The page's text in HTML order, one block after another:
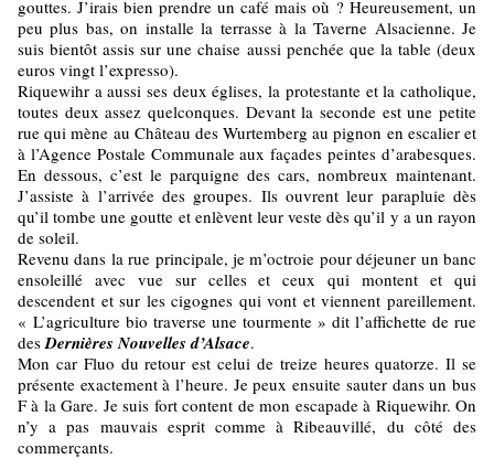
gouttes. J’irais bien prendre un café mais où ? Heureusement, un
peu plus bas, on installe la terrasse à la Taverne Alsacienne. Je
suis bientôt assis sur une chaise aussi penchée que la table (deux
euros vingt l’expresso).
Riquewihr a aussi ses deux églises, la protestante et la catholique,
toutes deux assez quelconques. Devant la seconde est une petite
rue qui mène au Château des Wurtemberg au pignon en escalier et
à l’Agence Postale Communale aux façades peintes d’arabesques.
En dessous, c’est le parquigne des cars, nombreux maintenant.
J’assiste à l’arrivée des groupes. Ils ouvrent leur parapluie dès
qu’il tombe une goutte et enlèvent leur veste dès qu’il y a un rayon
de soleil.
Revenu dans la rue principale, je m’octroie pour déjeuner un banc
ensoleillé avec vue sur celles et ceux qui montent et qui
descendent et sur les cigognes qui vont et viennent pareillement.
« L’agriculture bio traverse une tourmente » dit l’affichette de rue
desDernières Nouvelles d’Alsace.
Mon car Fluo du retour est celui de treize heures quatorze. Il se
présente exactement à l’heure. Je peux ensuite sauter dans un bus
F à la Gare. Je suis fort content de mon escapade à Riquewihr. On
n’y a pas mauvais esprit comme à Ribeauvillé, du côté des
commerçants.